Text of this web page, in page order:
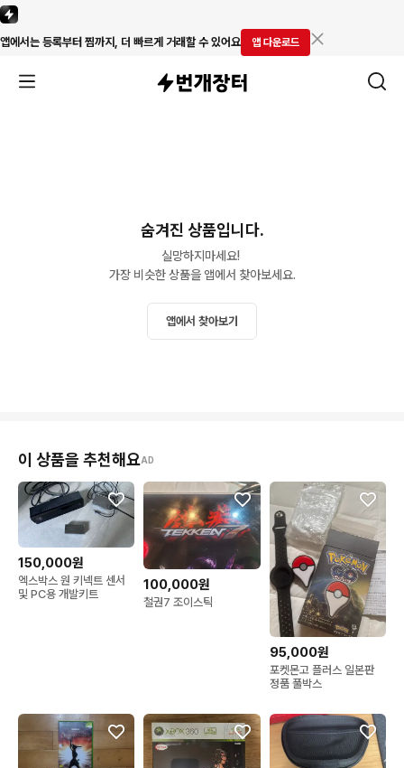
앱에서는 등록부터 찜까지, 더 빠르게 거래할 수 있어요 앱 다운로드
숨겨진 상품입니다.
실망하지마세요!
가장 비슷한 상품을 앱에서 찾아보세요.
앱에서 찾아보기
이 상품을 추천해요AD
150,000원
엑스박스 원 키넥트 센서
및 PC용 개발키트
100,000원
철권7 조이스틱
95,000원
포켓몬고 플러스 일본판
정품 풀박스